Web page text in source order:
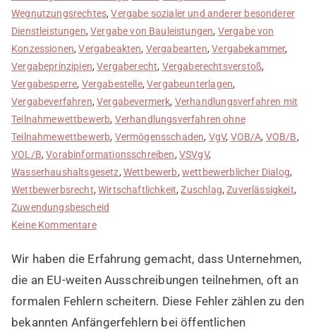
Wegnutzungsrechtes,Vergabe sozialer und anderer besonderer
Dienstleistungen,Vergabe von Bauleistungen, Vergabe von
Konzessionen,Vergabeakten, Vergabearten,Vergabekammer,
Vergabeprinzipien,Vergaberecht, Vergaberechtsverstoß,
Vergabesperre, Vergabestelle,Vergabeunterlagen,
Vergabeverfahren,Vergabevermerk, Verhandlungsverfahren mit
Teilnahmewettbewerb, Verhandlungsverfahren ohne
Teilnahmewettbewerb, Vermögensschaden, VgV, VOB/A, VOB/B,
VOL/B,Vorabinformationsschreiben, VSVgV,
Wasserhaushaltsgesetz, Wettbewerb, wettbewerblicher Dialog,
Wettbewerbsrecht,Wirtschaftlichkeit,Zuschlag,Zuverlässigkeit,
Zuwendungsbescheid
Keine Kommentarezu
bei
öffentlichen
Ausschreibungen
Wir haben die Erfahrung gemacht, dass Unternehmen,
die an EU-weiten Ausschreibungen teilnehmen, oft an
formalen Fehlern scheitern. Diese Fehler zählen zu den
bekannten Anfängerfehlern bei öffentlichen